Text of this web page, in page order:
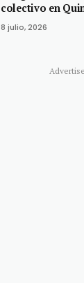
colectivo en
8 julio, 2026